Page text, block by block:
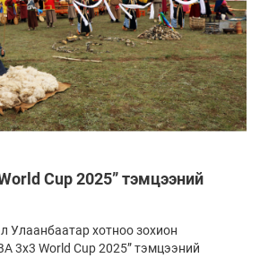
Cup 2025” тэмцээний
Улаанбаатар хотноо зохион
3x3 World Cup 2025” тэмцээний